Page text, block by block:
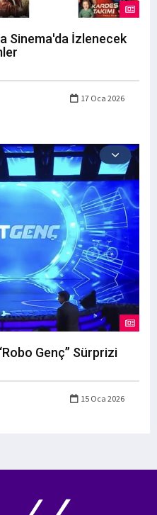
Sinema'da İzlenecek
17 Oca 2026
Genç” Sürprizi
15 Oca 2026